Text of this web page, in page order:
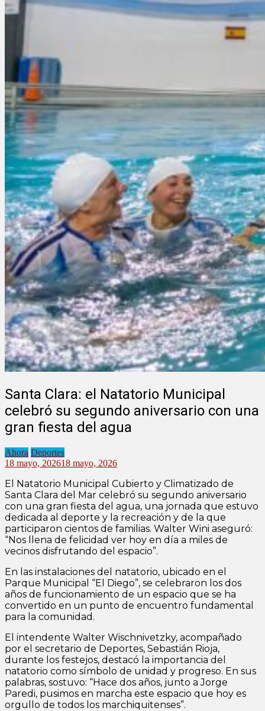
Santa Clara: el Natatorio Municipal
celebró su segundo aniversario con una
gran fiesta del agua
Ahora Deportes
18 mayo, 202618 mayo, 2026
El Natatorio Municipal Cubierto y Climatizado de
Santa Clara del Mar celebró su segundo aniversario
con una gran fiesta del agua, una jornada que estuvo
dedicada al deporte y la recreación y de la que
participaron cientos de familias. Walter Wini aseguró:
“Nos llena de felicidad ver hoy en día a miles de
vecinos disfrutando del espacio”.
En las instalaciones del natatorio, ubicado en el
Parque Municipal “El Diego”, se celebraron los dos
años de funcionamiento de un espacio que se ha
convertido en un punto de encuentro fundamental
para la comunidad.
El intendente Walter Wischnivetzky, acompañado
por el secretario de Deportes, Sebastián Rioja,
durante los festejos, destacó la importancia del
natatorio como símbolo de unidad y progreso. En sus
palabras, sostuvo: “Hace dos años, junto a Jorge
Paredi, pusimos en marcha este espacio que hoy es
orgullo de todos los marchiquitenses”.